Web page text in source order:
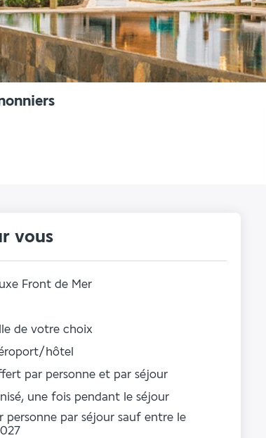
vous
Front de Mer
de votre choix
hôtel
par personne et par séjour
une fois pendant le séjour
personne par séjour sauf entre le